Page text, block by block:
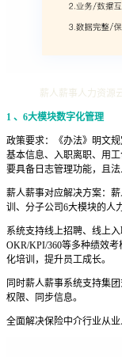
薪人薪事人力资源
1 、6大模块数字化管理
政策要求：《办法》明文
基本信息、入职离职、用
要具备日志管理功能，且
薪人薪事对应解决方案：
训、分子公司6大模块的人
系统支持线上招聘、线上
OKR/KPI/360等多种绩效
化培训，提升员工成长。
同时薪人薪事系统支持集
权限、同步信息。
全面解决保险中介行业从